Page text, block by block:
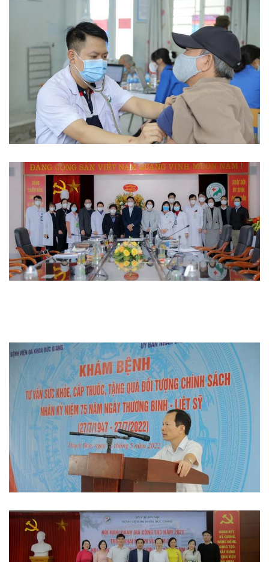
Phòng chống dịch bệnh
Thi đua khen thưởng
Hoạt động đoàn thể